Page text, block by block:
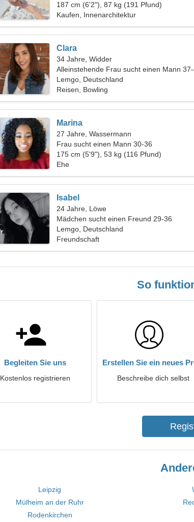
187 cm (6'2"), 87 kg (191 Pfund)
Kaufen, Innenarchitektur
Clara
34 Jahre, Widder
Alleinstehende Frau sucht einen Mann
Lemgo, Deutschland
Reisen, Bowling
Marina
27 Jahre, Wassermann
Frau sucht einen Mann 30-36
175 cm (5'9"), 53 kg (116 Pfund)
Ehe
Isabel
24 Jahre, Löwe
Mädchen sucht einen Freund 29-36
Lemgo, Deutschland
Freundschaft
So
Begleiten Sie uns
Kostenlos registrieren
Erstellen Sie ein neues
Beschreibe dich selbst
Leipzig
Mülheim an der Ruhr
Rodenkirchen